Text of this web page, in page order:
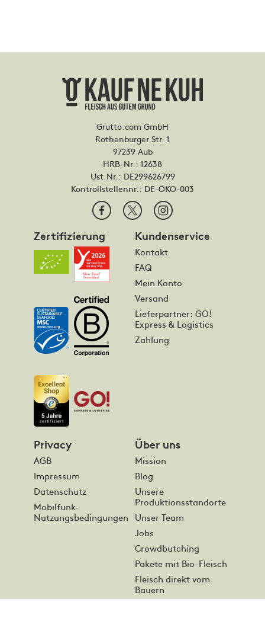
Grutto.com GmbH
Rothenburger Str. 1
97239 Aub
HRB-Nr.: 12638
Ust.Nr.: DE299626799
Kontrollstellennr.: DE-ÖKO-003
Zertifizierung
Kundenservice
Kontakt
FAQ
Mein Konto
Versand
Lieferpartner: GO!
Express & Logistics
Zahlung
Privacy
AGB
Impressum
Datenschutz
Mobilfunk-
Nutzungsbedingungen
Über uns
Mission
Blog
Unsere
Produktionsstandorte
Unser Team
Jobs
Crowdbutching
Pakete mit Bio-Fleisch
Fleisch direkt vom
Bauern